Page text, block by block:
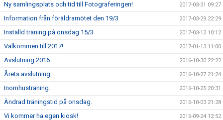
Ny samlingsplats och tid till Fotograferingen! 2017-03-31 09:27
Information från föräldramötet den 19/3 2017-03-29 22:29
Inställd träning på onsdag 15/3 2017-03-12 10:12
Välkommen till 2017! 2017-01-13 11:00
Avslutning 2016 2016-10-30 22:22
Årets avslutning 2016-10-27 21:24
Inomhusträning. 2016-10-25 20:31
Ändrad träningstid på onsdag. 2016-10-03 21:28
Vi kommer ha egen kiosk! 2016-09-24 12:52